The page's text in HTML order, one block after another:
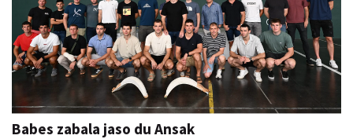
Babes zabala jaso du Ansak